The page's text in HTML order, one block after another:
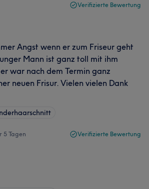
Verifizierte Bewertung
Angst wenn er zum Friseur geht
Mann ist ganz toll mit ihm
war nach dem Termin ganz
neuen Frisur. Vielen vielen Dank
5 Tagen Verifizierte Bewertung